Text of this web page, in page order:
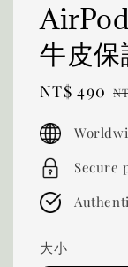
牛皮保
Sale
NT$ 490
Secure
大小